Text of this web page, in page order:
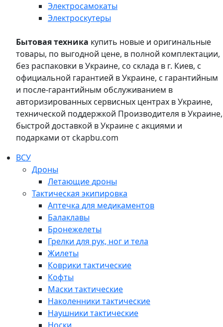
Электросамокаты
Электроскутеры
Бытовая техника купить новые и оригинальные
товары, по выгодной цене, в полной комплектации,
без распаковки в Украине, со склада в г. Киев, с
официальной гарантией в Украине, с гарантийным
и после-гарантийным обслуживанием в
авторизированных сервисных центрах в Украине,
технической поддержкой Производителя в Украине,
быстрой доставкой в Украине с акциями и
подарками от ckapbu.com
ВСУ
Дроны
Летающие дроны
Тактическая экипировка
Аптечка для медикаментов
Балаклавы
Бронежелеты
Грелки для рук, ног и тела
Жилеты
Коврики тактические
Кофты
Маски тактические
Наколенники тактические
Наушники тактические